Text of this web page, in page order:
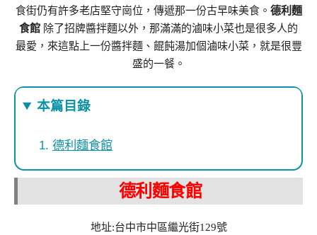
食街仍有許多老店堅守崗位，傳遞那一份古早味美食。 德利麵
食館 除了招牌醬拌麵以外，那滿滿的滷味小菜也是很多人的
最愛，來這點上一份醬拌麵、餛飩湯加個滷味小菜，就是很豐
盛的一餐。
本篇目錄
德利麵食館
德利麵食館
地址:台中市中區繼光街129號